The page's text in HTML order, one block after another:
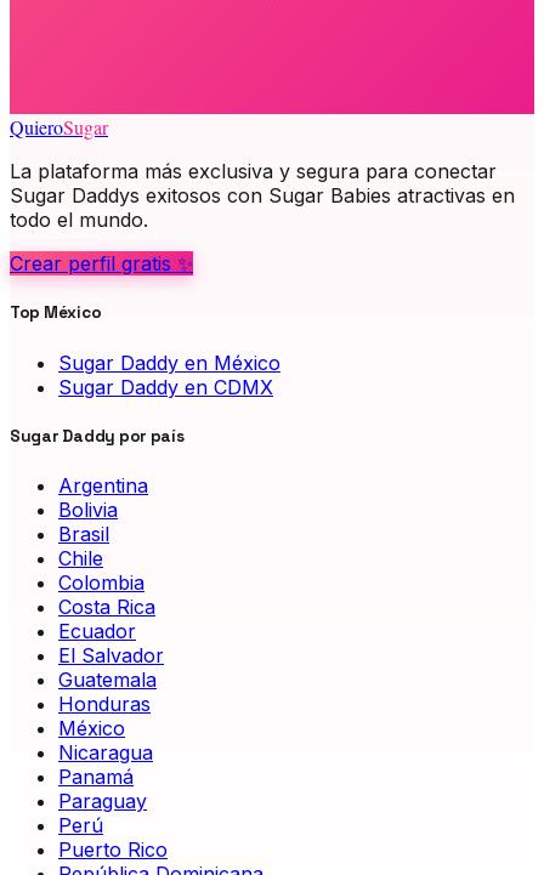
QuieroSugar
La plataforma más exclusiva y segura para conectar
Sugar Daddys exitosos con Sugar Babies atractivas en
todo el mundo.
Crear perfil gratis ✨
Top México
Sugar Daddy en México
Sugar Daddy en CDMX
Sugar Daddy por país
Argentina
Bolivia
Brasil
Chile
Colombia
Costa Rica
Ecuador
El Salvador
Guatemala
Honduras
México
Nicaragua
Panamá
Paraguay
Perú
Puerto Rico